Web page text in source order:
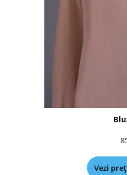
Vezi